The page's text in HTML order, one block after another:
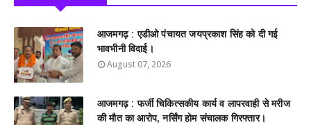
आजमगढ़ : एडीओ पंचायत जयप्रकाश सिंह को दी गई
भावभीनी विदाई।
August 07, 2026
आजमगढ़ : फर्जी चिकित्सकीय कार्य व लापरवाही से मरीज
की मौत का आरोप, नर्सिंग होम संचालक गिरफ्तार।